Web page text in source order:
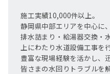
施工実績10,000件以上。
静岡県中部エリアを中心に
排水詰まり・給湯器交換・
上にわたり水道設備工事を
豊富な現場経験を活かし、
皆さまの水回りトラブルを